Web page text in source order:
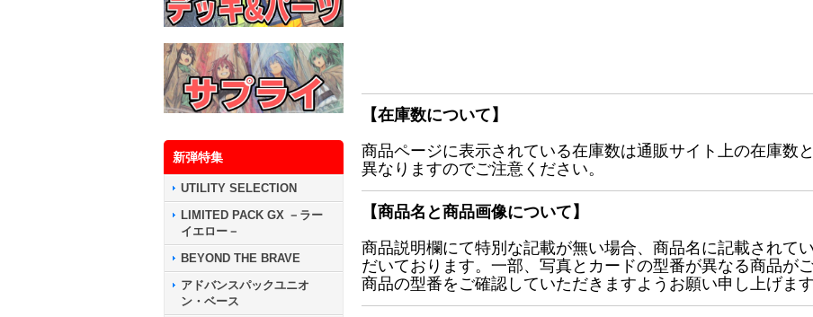
新弾特集
UTILITY SELECTION
LIMITED PACK GX －ラー
イエロー－
BEYOND THE BRAVE
アドバンスパックユニオ
ン・ベース
【在庫数について】
商品ページに表示されている在庫数は通販サイト上の在庫数
異なりますのでご注意ください。
【商品名と商品画像について】
商品説明欄にて特別な記載が無い場合、商品名に記載されて
だいております。一部、写真とカードの型番が異なる商品が
商品の型番をご確認していただきますようお願い申し上げます